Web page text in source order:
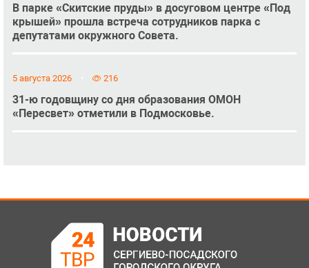
В парке «Скитские пруды» в досуговом центре «Под
крышей» прошла встреча сотрудников парка с
депутатами окружного Совета.
5 августа 2026 216
31-ю годовщину со дня образования ОМОН
«Пересвет» отметили в Подмосковье.